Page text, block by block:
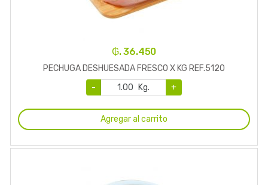
₲. 36.450
PECHUGA DESHUESADA FRESCO X KG REF.5120
-
Kg. +
Agregar al carrito